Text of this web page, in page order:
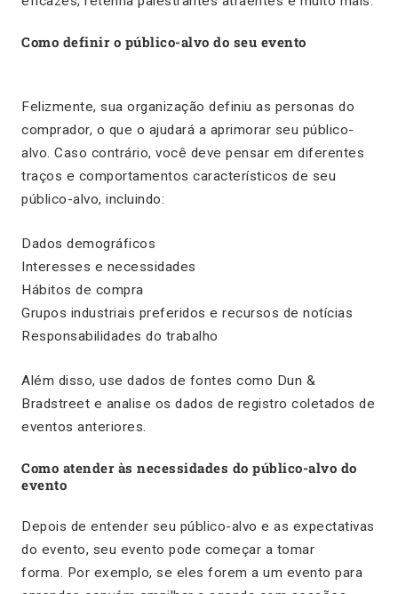
Como definir o público-alvo do seu evento
Felizmente, sua organização definiu as personas do
comprador, o que o ajudará a aprimorar seu público-
alvo. Caso contrário, você deve pensar em diferentes
traços e comportamentos característicos de seu
público-alvo, incluindo:
Dados demográficos
Interesses e necessidades
Hábitos de compra
Grupos industriais preferidos e recursos de notícias
Responsabilidades do trabalho
Além disso, use dados de fontes como Dun &
Bradstreet e analise os dados de registro coletados de
eventos anteriores.
Como atender às necessidades do público-alvo do
evento
Depois de entender seu público-alvo e as expectativas
do evento, seu evento pode começar a tomar
forma. Por exemplo, se eles forem a um evento para